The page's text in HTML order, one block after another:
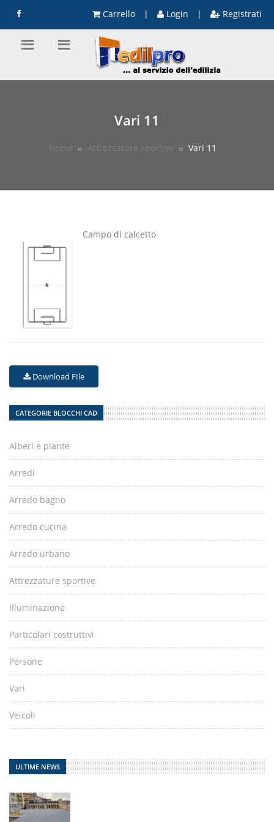
Carrello | Login | Registrati
Vari 11
Home Attrezzature sportive Vari 11
Campo di calcetto
Download FIle
CATEGORIE BLOCCHI CAD
Alberi e piante
Arredi
Arredo bagno
Arredo cucina
Arredo urbano
Attrezzature sportive
Illuminazione
Particolari costruttivi
Persone
Vari
Veicoli
ULTIME NEWS